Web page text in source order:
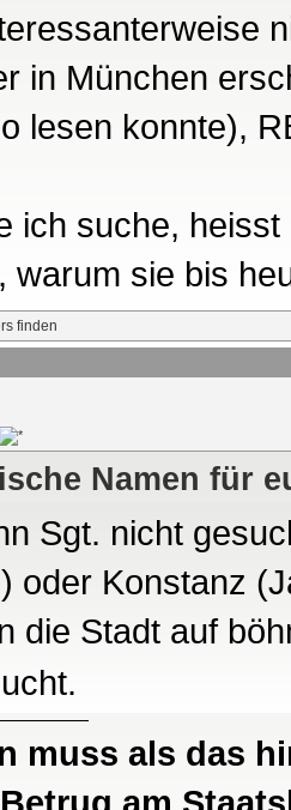
in München
lesen konnte),
ich suche,
warum sie bis
Namen für
Sgt. nicht
oder Konstanz
die Stadt auf
muss als das